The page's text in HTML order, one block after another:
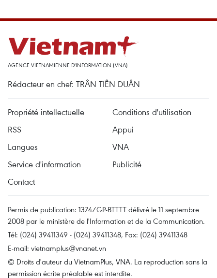
AGENCE VIETNAMIENNE D'INFORMATION (VNA)
Rédacteur en chef: TRÂN TIÊN DUÂN
Propriété intellectuelle
Conditions d'utilisation
RSS
Appui
Langues
VNA
Service d'information
Publicité
Contact
Permis de publication: 1374/GP-BTTTT délivré le 11 septembre
2008 par le ministère de l'Information et de la Communication.
Tél: (024) 39411349 - (024) 39411348, Fax: (024) 39411348
E-mail: vietnamplus@vnanet.vn
© Droits d'auteur du VietnamPlus, VNA. La reproduction sans la
permission écrite préalable est interdite.